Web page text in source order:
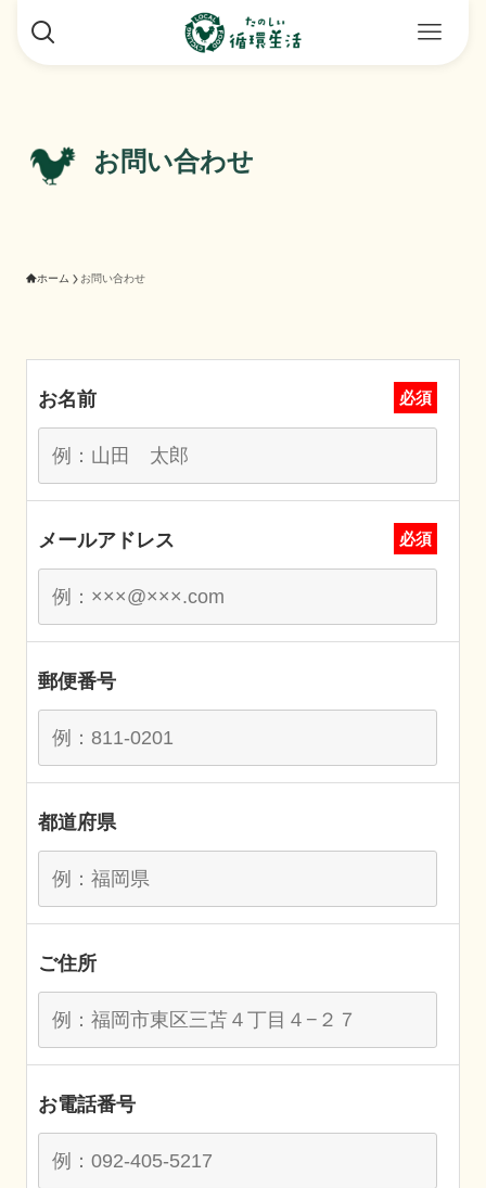
お問い合わせ
ホーム お問い合わせ
お名前 必須
メールアドレス 必須
郵便番号
都道府県
ご住所
お電話番号